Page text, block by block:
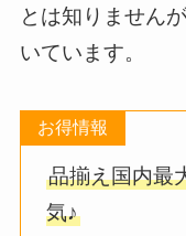
とは知りません
いています。
お得情報
品揃え国内最
気♪